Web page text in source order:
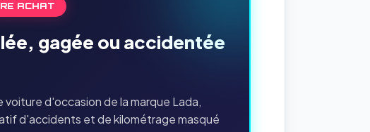
ACHAT
gagée ou accidentée
d'occasion de la marque Lada,
d'accidents et de kilométrage masqué